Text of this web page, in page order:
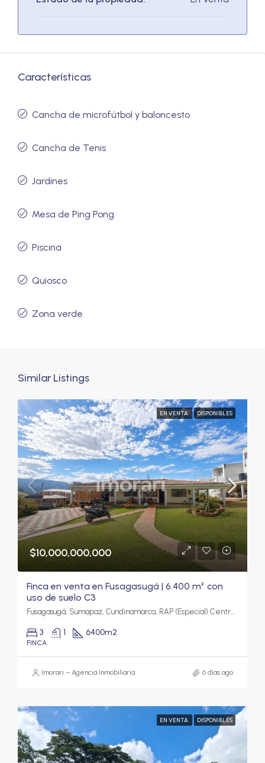
Características
Cancha de microfútbol y baloncesto
Cancha de Tenis
Jardines
Mesa de Ping Pong
Piscina
Quiosco
Zona verde
Similar Listings
EN VENTA DISPONIBLES
$10,000,000,000
Finca en venta en Fusagasugá | 6.400 m² con
uso de suelo C3
Fusagasugá, Sumapaz, Cundinamarca, RAP (Especial) Central, Colombia
3 1 6400m2
FINCA
Imorari – Agencia Inmobiliaria 6 días ago
EN VENTA DISPONIBLES